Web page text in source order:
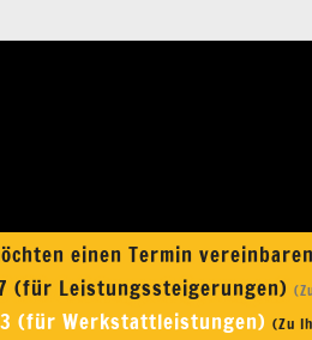
einen Termin
(für Leistungssteigerungen)
(für Werkstattleistungen) (Zu